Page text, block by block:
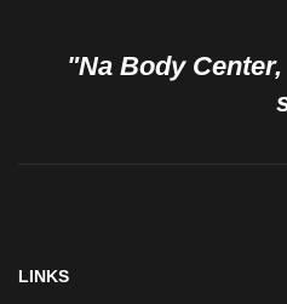
"Na Body
LINKS